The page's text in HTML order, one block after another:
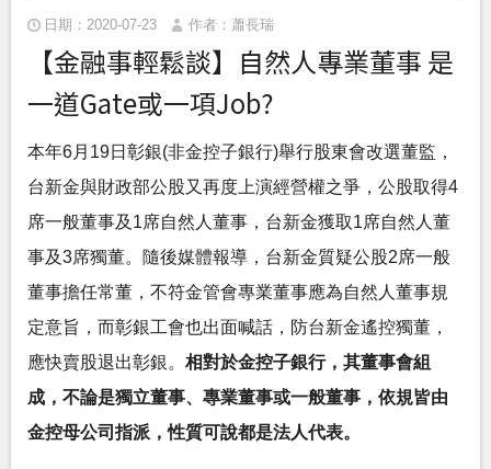
日期：2020-07-23 作者：蕭長瑞
【金融事輕鬆談】自然人專業董事 是
一道Gate或一項Job?
本年6月19日彰銀(非金控子銀行)舉行股東會改選董監，
台新金與財政部公股又再度上演經營權之爭，公股取得4
席一般董事及1席自然人董事，台新金獲取1席自然人董
事及3席獨董。隨後媒體報導，台新金質疑公股2席一般
董事擔任常董，不符金管會專業董事應為自然人董事規
定意旨，而彰銀工會也出面喊話，防台新金遙控獨董，
應快賣股退出彰銀。 相對於金控子銀行，其董事會組
成，不論是獨立董事、專業董事或一般董事，依規皆由
金控母公司指派，性質可說都是法人代表。